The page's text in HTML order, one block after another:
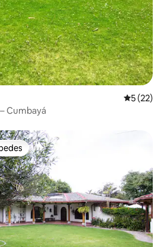
5 de uma
5 (22)
Cumbayá
dos hóspedes